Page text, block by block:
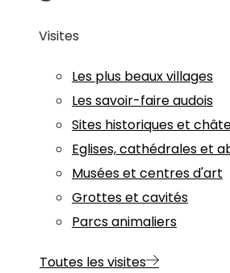
Visites
Les plus beaux villages
Les savoir-faire audois
Sites historiques et
Eglises, cathédrales et
Musées et centres d'art
Grottes et cavités
Parcs animaliers
Toutes les visites